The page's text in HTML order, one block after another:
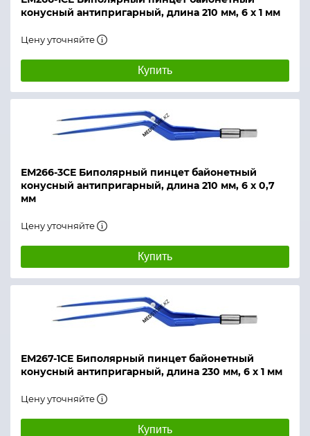
конусный антипригарный, длина 210 мм, 6 х 1 мм
Цену уточняйте
Купить
ЕМ266-3СЕ Биполярный пинцет байонетный
конусный антипригарный, длина 210 мм, 6 х 0,7
мм
Цену уточняйте
Купить
ЕМ267-1СЕ Биполярный пинцет байонетный
конусный антипригарный, длина 230 мм, 6 х 1 мм
Цену уточняйте
Купить